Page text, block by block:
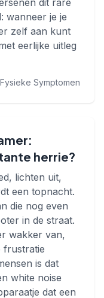
dit rare
wanneer je je
zelf aan kunt
eerlijke uitleg
Fysieke Symptomen
herrie?
lichten uit,
een topnacht.
die nog even
in de straat.
wakker van,
frustratie
is dat
white noise
dat een